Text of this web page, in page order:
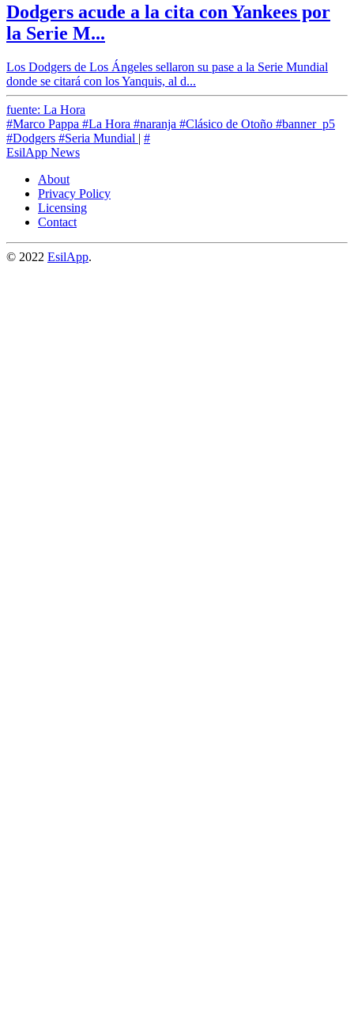
Dodgers acude a la cita con Yankees por
la Serie M...
Los Dodgers de Los Ángeles sellaron su pase a la Serie Mundial
donde se citará con los Yanquis, al d...
fuente: La Hora
#Marco Pappa #La Hora #naranja #Clásico de Otoño #banner_p5
#Dodgers #Seria Mundial | #
EsilApp News
About
Privacy Policy
Licensing
Contact
© 2022 EsilApp.